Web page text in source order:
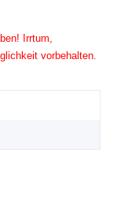
Irrtum,
vorbehalten.